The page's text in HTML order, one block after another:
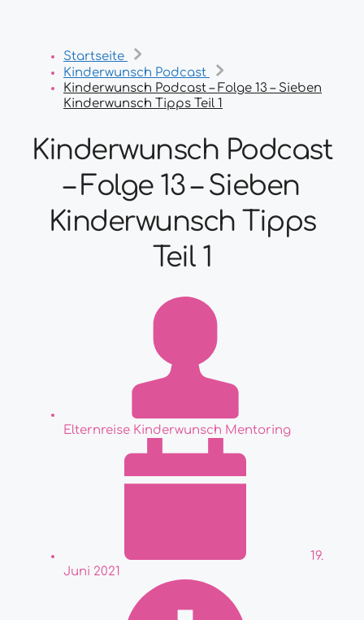
Startseite
Kinderwunsch Podcast
Kinderwunsch Podcast – Folge 13 – Sieben
Kinderwunsch Tipps Teil 1
Kinderwunsch Podcast
– Folge 13 – Sieben
Kinderwunsch Tipps
Teil 1
Elternreise Kinderwunsch Mentoring
19.
Juni 2021